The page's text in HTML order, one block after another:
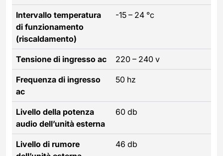
Intervallo temperatura
di funzionamento
(riscaldamento)
-15 – 24 °c
Tensione di ingresso ac 220 – 240 v
Frequenza di ingresso
ac
50 hz
Livello della potenza
audio dell’unità esterna
60 db
Livello di rumore
46 db